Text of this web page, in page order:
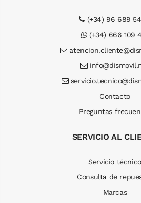
(+34) 96 689
(+34) 666 109
Contacto
Preguntas
SERVICIO AL
Servicio técnico
Consulta de
Marcas